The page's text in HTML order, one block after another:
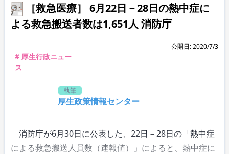
［救急医療］ 6月22日－28日の熱中症に
よる救急搬送者数は1,651人 消防庁
公開日: 2020/7/3
# 厚生行政ニュー
ス
執筆
厚生政策情報センター
消防庁が6月30日に公表した、22日－28日の「熱中症
による救急搬送人員数（速報値）」によると、熱中症に